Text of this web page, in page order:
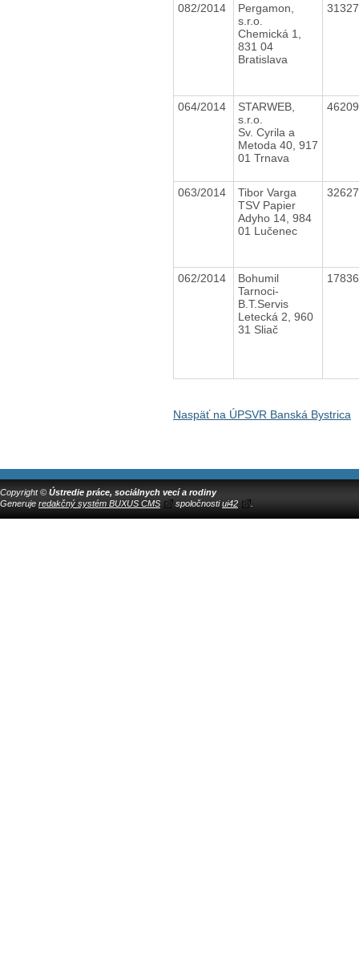
082/2014
Pergamon,
s.r.o.
Chemická 1,
831 04
Bratislava
064/2014
STARWEB,
s.r.o.
Sv. Cyrila a
Metoda 40, 917
01 Trnava
063/2014
Tibor Varga
TSV Papier
Adyho 14, 984
01 Lučenec
062/2014
Bohumil
Tarnoci-
B.T.Servis
Letecká 2, 960
31 Sliač
Naspäť na ÚPSVR Banská Bystrica
Copyright © Ústredie práce, sociálnych vecí a rodiny
Generuje redakčný systém BUXUS CMS spoločnostiui42